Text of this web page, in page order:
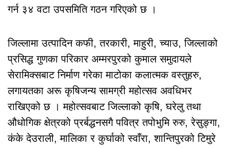
गर्न ३४ वटा उपसमिति गठन गरिएको छ ।
जिल्लामा उत्पादिन कफी, तरकारी, माहुरी, च्याउ, जिल्लाको
प्रसिद्ध गुणका परिकार अम्मरपुरको कुमाल समुदायले
सेरामिक्सबाट निर्माण गरेका माटोका कलात्मक वस्तुहरु,
लगायतका अरू कृषिजन्य सामग्री महोत्सव अवधिभर
राखिएको छ । महोत्सवबाट जिल्लाको कृषि, घरेलु तथा
औधोगिक क्षेत्रको प्रर्बद्धनसगै पवित्र तपोभुमि रुरु, रेसुङ्गा,
कंके देउराली, मालिका र कुर्घाको स्वाँरा, शान्तिपुरको टिमुरे